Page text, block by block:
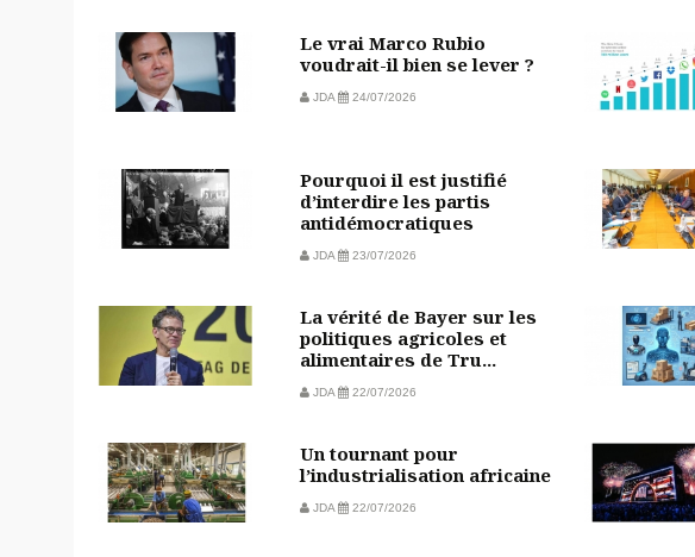
Le vrai Marco Rubio
voudrait-il bien se lever ?
JDA 24/07/2026
Pourquoi il est justifié
d’interdire les partis
antidémocratiques
JDA 23/07/2026
La vérité de Bayer sur les
politiques agricoles et
alimentaires de Tru...
JDA 22/07/2026
Un tournant pour
l’industrialisation africaine
JDA 22/07/2026